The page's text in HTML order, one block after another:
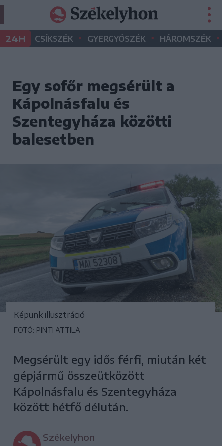
24H CSÍKSZÉK • GYERGYÓSZÉK • HÁROMSZÉK •
Egy sofőr megsérült a
Kápolnásfalu és
Szentegyháza közötti
balesetben
Képünk illusztráció
FOTÓ: PINTI ATTILA
Megsérült egy idős férfi, miután két
gépjármű összeütközött
Kápolnásfalu és Szentegyháza
között hétfő délután.
Székelyhon